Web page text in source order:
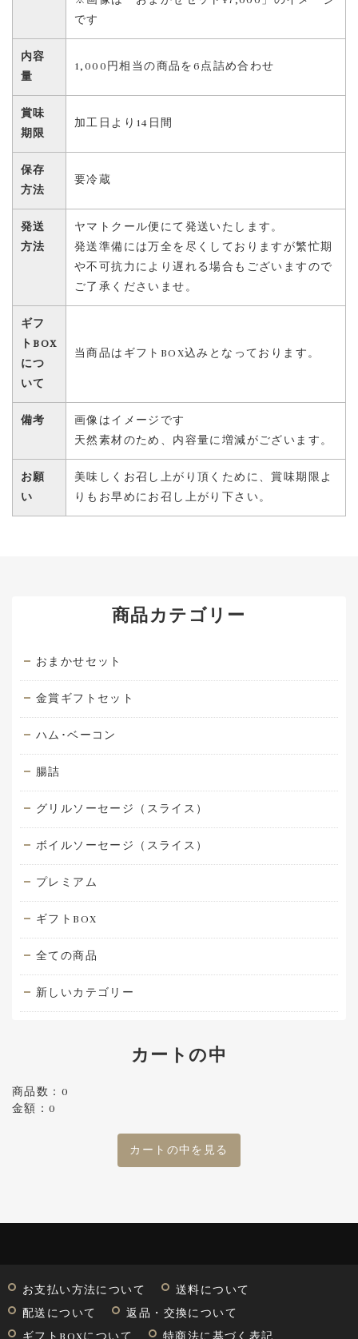
です
内容
量
1,000円相当の商品を6点詰め合わせ
賞味
期限
加工日より14日間
保存
方法
要冷蔵
発送
方法
ヤマトクール便にて発送いたします。
発送準備には万全を尽くしておりますが繁忙期
や不可抗力により遅れる場合もございますので
ご了承くださいませ。
ギフ
トBOX
につ
いて
当商品はギフトBOX込みとなっております。
備考
画像はイメージです
天然素材のため、内容量に増減がございます。
お願
い
美味しくお召し上がり頂くために、賞味期限よ
りもお早めにお召し上がり下さい。
商品カテゴリー
おまかせセット
金賞ギフトセット
ハム･ベーコン
腸詰
グリルソーセージ（スライス）
ボイルソーセージ（スライス）
プレミアム
ギフトBOX
全ての商品
新しいカテゴリー
カートの中
商品数：0
金額：0
カートの中を見る
お支払い方法について
送料について
配送について
返品・交換について
ギフトBOXについて
特商法に基づく表記